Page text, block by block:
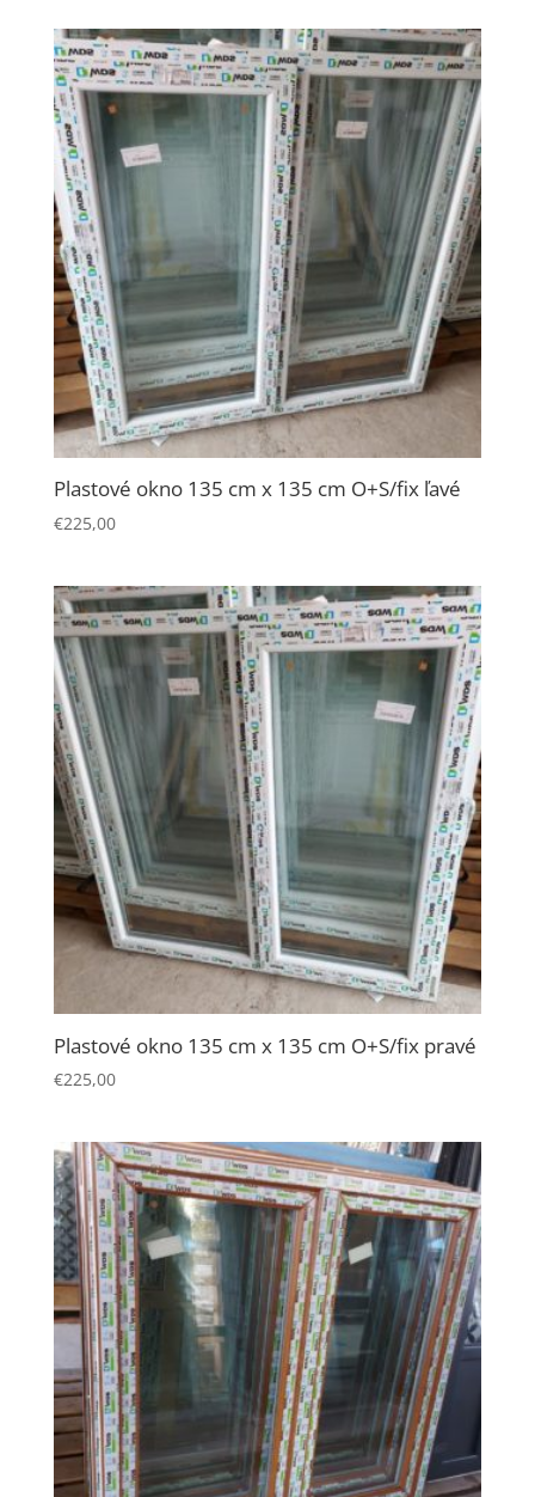
Plastové okno 135 cm x 135 cm O+S/fix ľavé
€225,00
Plastové okno 135 cm x 135 cm O+S/fix pravé
€225,00